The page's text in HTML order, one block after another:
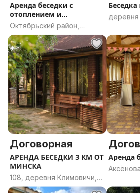
Аренда беседки с
отоплением и
кондиционером
Октябрьский район,
Могилёв, Могилёвская
область
Беседка
деревня
Минская
Договорная
АРЕНДА БЕСЕДКИ 3 КМ ОТ
МИНСКА
108, деревня Климовичи,
Новодворский сельсовет,
Аренда